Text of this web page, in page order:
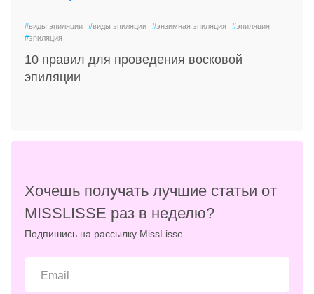
#виды эпиляции #виды эпиляции #энзимная эпиляция #эпиляция
#эпиляция
10 правил для проведения восковой
эпиляции
Хочешь получать лучшие статьи от
MISSLISSE раз в неделю?
Подпишись на рассылку MissLisse